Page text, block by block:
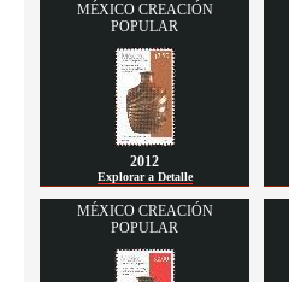
MÉXICO CREACIÓN
POPULAR
2012
Explorar a Detalle
MÉXICO CREACIÓN
POPULAR